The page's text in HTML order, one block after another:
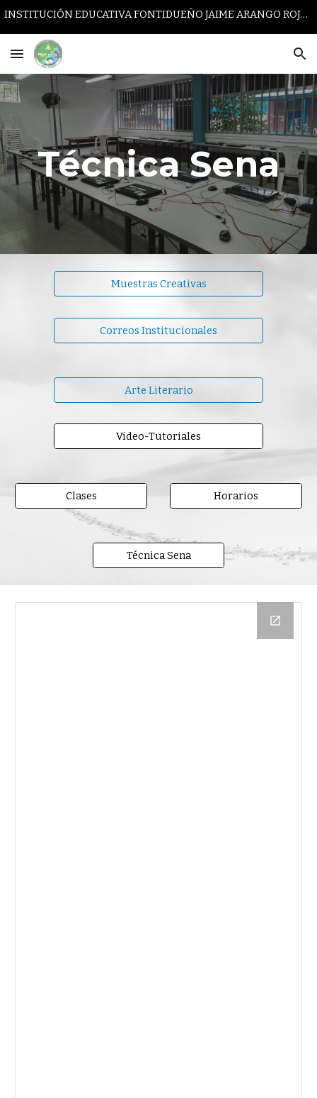
INSTITUCIÓN EDUCATIVA FONTIDUEÑO JAIME ARANGO ROJAS
Técnica Sena
Muestras Creativas
Correos Institucionales
Arte Literario
Video-Tutoriales
Clases Horarios
Técnica Sena